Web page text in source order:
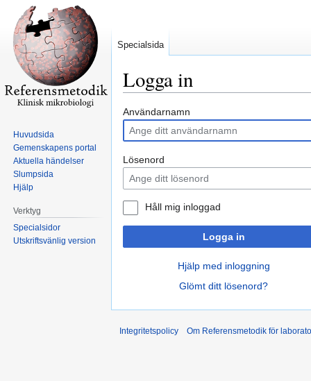
Logga in
Hoppa
till
navigering
Hoppa
till
sök
Användarnamn
Lösenord
Håll mig inloggad
Logga in
Hjälp med inloggning
Glömt ditt lösenord?
Specialsida
Huvudsida
Gemenskapens portal
Aktuella händelser
Slumpsida
Hjälp
Verktyg
Specialsidor
Utskriftsvänlig version
Integritetspolicy Om Referensmetodik för